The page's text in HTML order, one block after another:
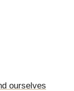
ourselves